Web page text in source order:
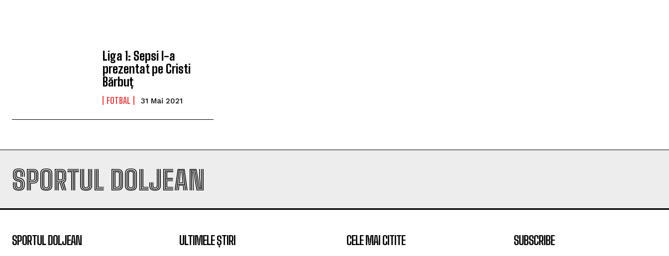
Liga 1: Sepsi l-a
prezentat pe Cristi
Bărbuț
FOTBAL 31 Mai 2021
SPORTUL DOLJEAN
SPORTUL DOLJEAN ULTIMELE ȘTIRI CELE MAI CITITE SUBSCRIBE